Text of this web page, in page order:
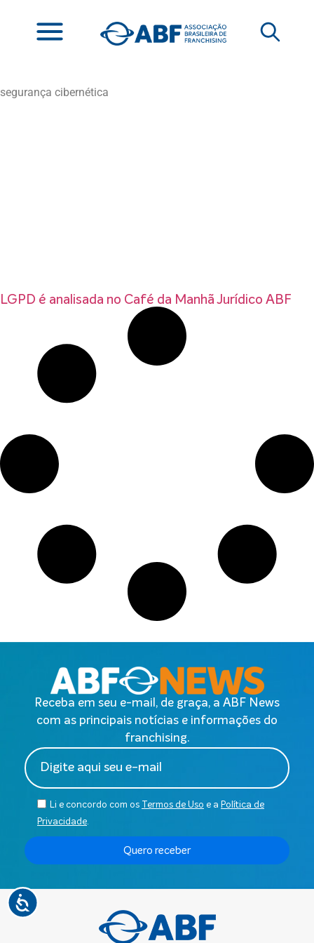
segurança cibernética
LGPD é analisada no Café da Manhã Jurídico ABF
Receba em seu e-mail, de graça, a ABF News
com as principais notícias e informações do
franchising.
Li e concordo com os Termos de Uso e a Política de
Privacidade.
Quero receber